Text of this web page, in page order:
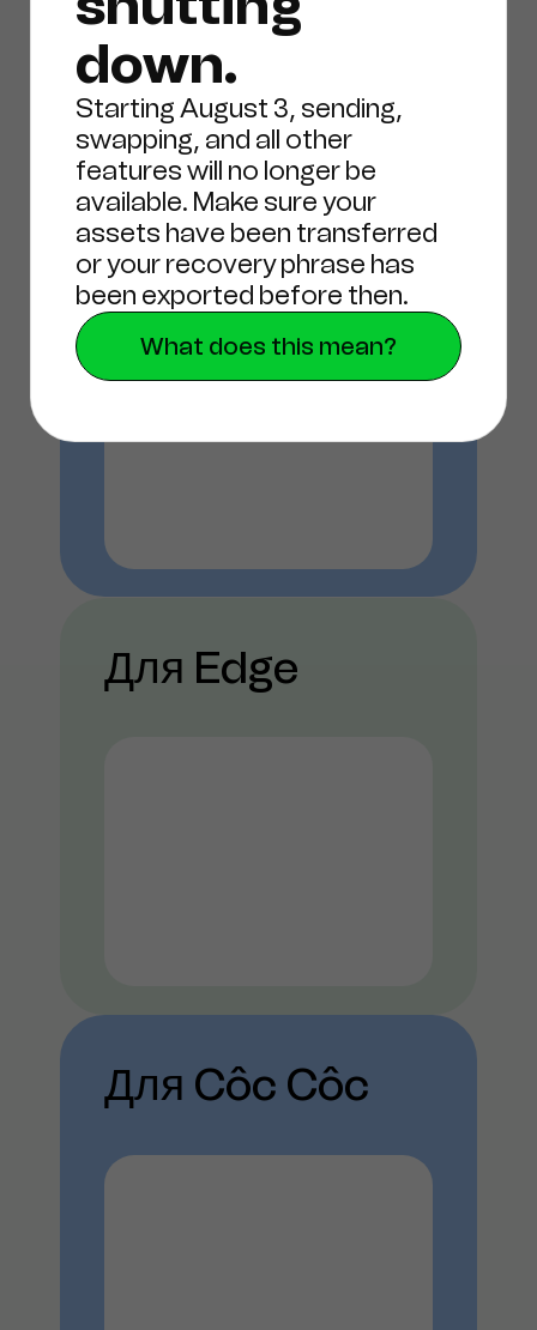
down.
Starting August 3, sending,
swapping, and all other
features will no longer be
available. Make sure your
assets have been transferred
or your recovery phrase has
been exported before then.
What does this mean?
для Opera
Для Edge
Для Côc Côc